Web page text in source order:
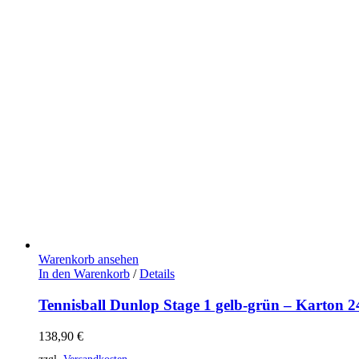
Warenkorb ansehen
In den Warenkorb / Details
Tennisball Dunlop Stage 1 gelb-grün – Karton
138,90 €